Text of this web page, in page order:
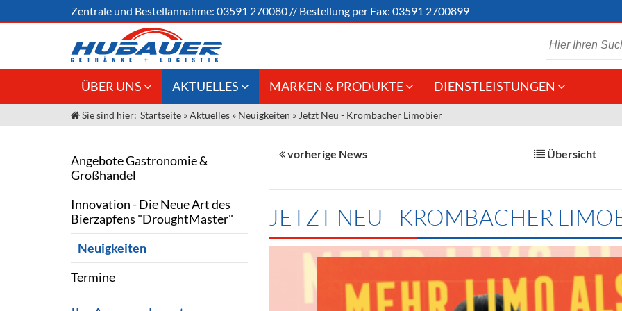
Zentrale und Bestellannahme: 03591 270080 // Bestellung per Fax: 03591 2700899
ÜBER UNS
Jobs
Unser Team
Kontakt
AKTUELLES
Angebote Gastronomie &
Gastronomie
Großhandel
Innovation - Die Neue Art des
Neuigkeiten
Termine
MARKEN & PRODUKTE
Weine & Schaumwein
Fassbier + Zubehör
Alkoholfreie Getränke
Öle & Küchenartikel
DIENSTLEISTUNGEN
Kommisionskauf &
Sie sind hier: Startseite »Aktuelles » Neuigkeiten » Jetzt Neu - Krombacher Limobier
vorherige News Übersicht
JETZT NEU - KROMBACHER
Angebote Gastronomie &
Großhandel
Innovation - Die Neue Art des
Bierzapfens "DroughtMaster"
Neuigkeiten
Termine